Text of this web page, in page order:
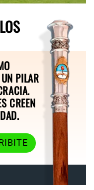
PILAR
CREEN